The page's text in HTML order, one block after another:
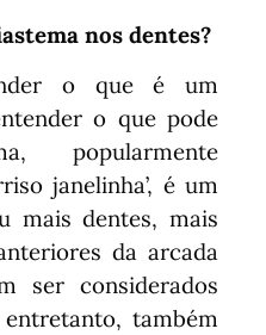
nos dentes?
o que é um
o que pode
popularmente
janelinha’, é um
mais dentes, mais
da arcada
ser considerados
também